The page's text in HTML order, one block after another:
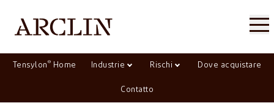
Tensylon ® Home Industrie Rischi Dove acquistare
Contatto